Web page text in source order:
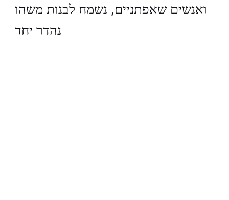
ואנשים שאפתניים, נשמח לבנות משהו
נהדר יחד